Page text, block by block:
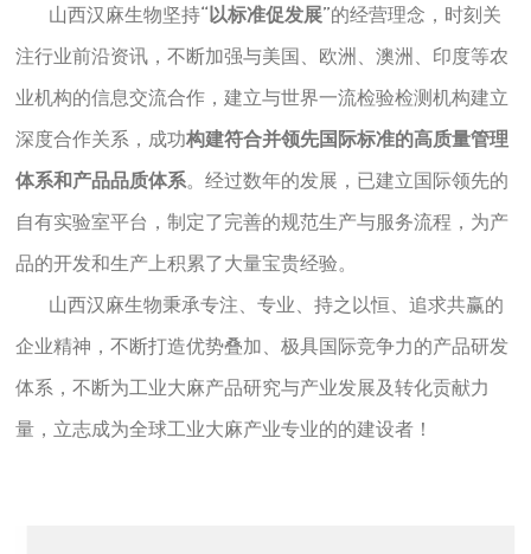
山西汉麻生物坚持“以标准促发展”的经营理念，时刻关
注行业前沿资讯，不断加强与美国、欧洲、澳洲、印度等农
业机构的信息交流合作，建立与世界一流检验检测机构建立
深度合作关系，成功构建符合并领先国际标准的高质量管理
体系和产品品质体系。经过数年的发展，已建立国际领先的
自有实验室平台，制定了完善的规范生产与服务流程，为产
品的开发和生产上积累了大量宝贵经验。
山西汉麻生物秉承专注、专业、持之以恒、追求共赢的
企业精神，不断打造优势叠加、极具国际竞争力的产品研发
体系，不断为工业大麻产品研究与产业发展及转化贡献力
量，立志成为全球工业大麻产业专业的的建设者！